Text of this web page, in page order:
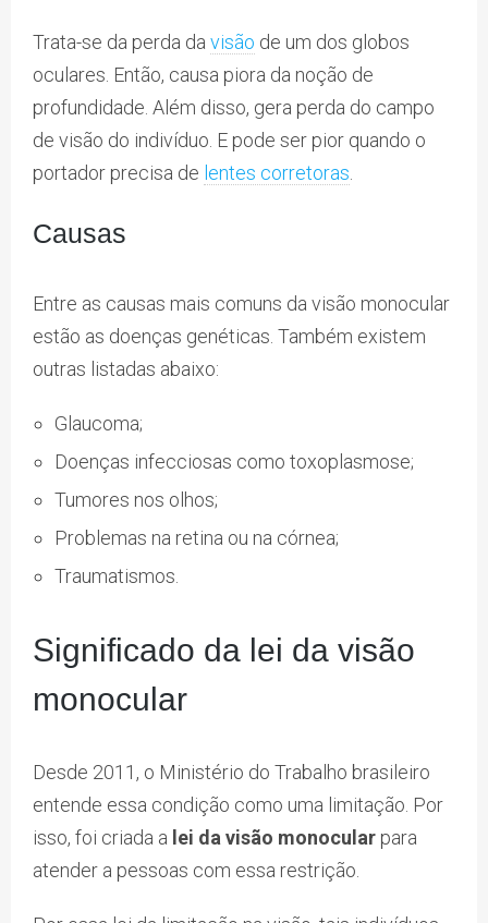
Trata-se da perda da visão de um dos globos
oculares. Então, causa piora da noção de
profundidade. Além disso, gera perda do campo
de visão do indivíduo. E pode ser pior quando o
portador precisa de lentes corretoras
Causas
Entre as causas mais comuns da visão monocular
estão as doenças genéticas. Também existem
outras listadas abaixo:
Glaucoma;
Doenças infecciosas como toxoplasmose;
Tumores nos olhos;
Problemas na retina ou na córnea;
Traumatismos.
Significado da lei da visão
monocular
Desde 2011, o Ministério do Trabalho brasileiro
entende essa condição como uma limitação. Por
isso, foi criada a lei da visão monocular para
atender a pessoas com essa restrição.